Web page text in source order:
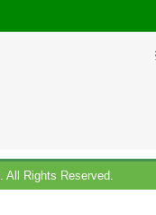
All Rights Reserved.